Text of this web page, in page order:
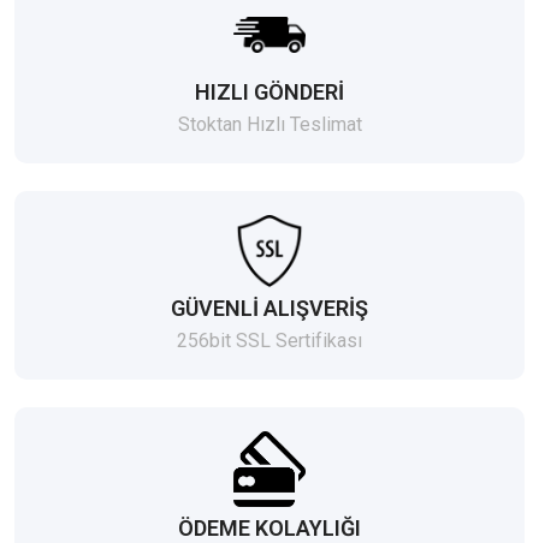
HIZLI GÖNDERİ
Stoktan Hızlı Teslimat
GÜVENLİ ALIŞVERİŞ
256bit SSL Sertifikası
ÖDEME KOLAYLIĞI